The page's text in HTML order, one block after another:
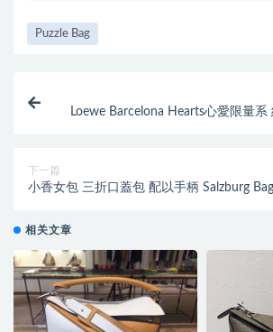
Puzzle Bag
Loewe Barcelona Hearts心愛限量系
下一篇
小香女包 三折口蓋包 配以手柄 Salzburg
相关文章